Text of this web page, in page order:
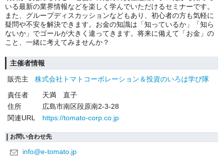
いる最新の業界情報などを楽しく学んでいただけるセミナーです。
また、グループディスカッションなどもあり、初心者の方も気軽に
疑問や不安を解決できます。お金の知識は「知っているか」「知ら
ないか」でゴールが大きく違ってきます。将来に備えて「お金」の
こと、一緒に考えてみませんか？
主催者情報
販売主
株式会社トマトコーポレーション＆投資のいろは学び隊
責任者
天満 直子
住所
広島市南区段原南2-3-28
関連URL
https://tomato-corp.co.jp
お問い合わせ先
info@e-tomato.jp